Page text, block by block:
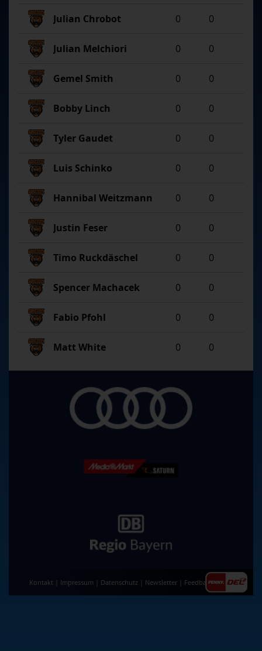
Julian Chrobot 0 0
Julian Melchiori 0 0
Gemel Smith 0 0
Bobby Linch 0 0
Tyler Gaudet 0 0
Luis Schinko 0 0
Hannibal Weitzmann 0 0
Justin Feser 0 0
Timo Ruckdäschel 0 0
Spencer Machacek 0 0
Fabio Pfohl 0 0
Matt White 0 0
Kontakt Impressum Datenschutz Newsletter Feedback|AGB